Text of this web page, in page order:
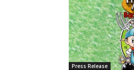
Press Release